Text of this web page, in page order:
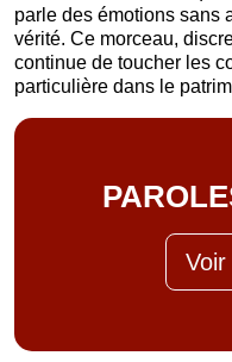
parle des émotions sans
vérité. Ce morceau,
continue de toucher les
particulière dans le